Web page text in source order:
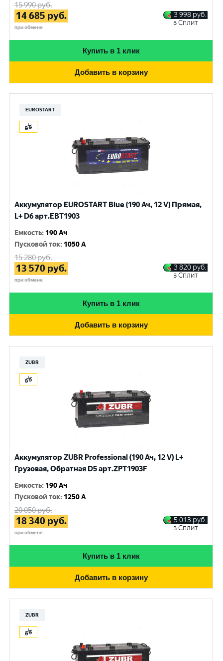
15 990руб.
14 685 руб.
при обмене
3 998 руб.
в Сплит
Купить в 1 клик
Добавить в корзину
EUROSTART
Аккумулятор EUROSTART Blue (190 Ач, 12 V) Прямая,
L+ D6 арт.EBT1903
Емкость: 190 Ач
Пусковой ток: 1050 A
15 280руб.
13 570 руб.
при обмене
3 820 руб.
в Сплит
Купить в 1 клик
Добавить в корзину
ZUBR
Аккумулятор ZUBR Professional (190 Ач, 12 V) L+
Грузовая, Обратная D5 арт.ZPT1903F
Емкость: 190 Ач
Пусковой ток: 1250 A
20 050руб.
18 340 руб.
при обмене
5 013 руб.
в Сплит
Купить в 1 клик
Добавить в корзину
ZUBR